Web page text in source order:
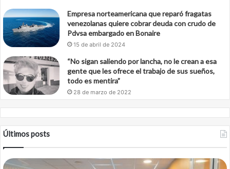
Empresa norteamericana que reparó fragatas
venezolanas quiere cobrar deuda con crudo de
Pdvsa embargado en Bonaire
15 de abril de 2024
“No sigan saliendo por lancha, no le crean a esa
gente que les ofrece el trabajo de sus sueños,
todo es mentira”
28 de marzo de 2022
Últimos posts